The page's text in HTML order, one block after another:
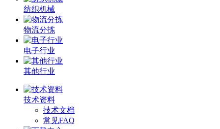
纺织机械
物流分拣
电子行业
其他行业
技术资料
技术文档
常见FAQ